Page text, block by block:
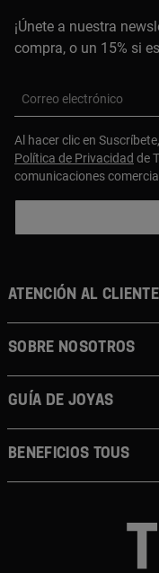
¡Únete a nuestra
compra, o un 15% si
Correo electrónico
Al hacer clic en
Política de Privacidad de
comunicaciones
ATENCIÓN AL CLIENTE
SOBRE NOSOTROS
GUÍA DE JOYAS
BENEFICIOS TOUS